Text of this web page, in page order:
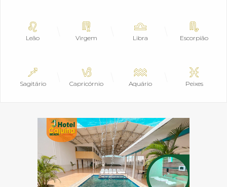
Leão Virgem Libra Escorpião
Sagitário Capricórnio Aquário Peixes